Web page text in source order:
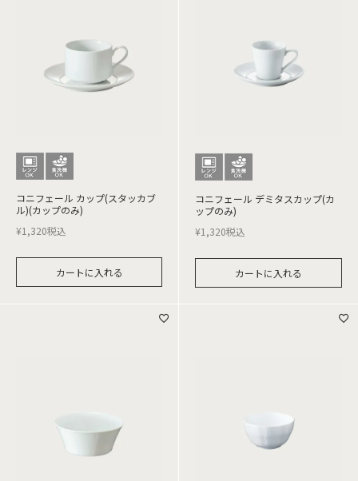
コニフェール カップ(スタッカブ
ル)(カップのみ)
¥1,320税込
カートに入れる
コニフェール デミタスカップ(カ
ップのみ)
¥1,320税込
カートに入れる